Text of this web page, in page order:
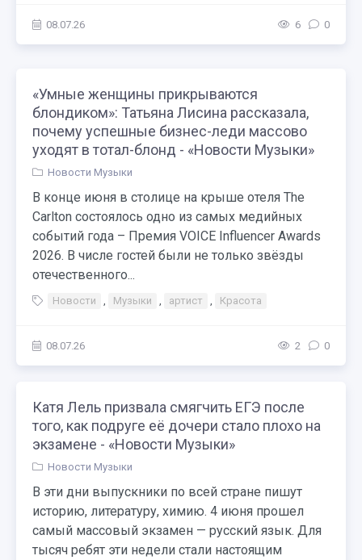
08.07.26 6 0
«Умные женщины прикрываются
блондиком»: Татьяна Лисина рассказала,
почему успешные бизнес-леди массово
уходят в тотал-блонд - «Новости Музыки»
Новости Музыки
В конце июня в столице на крыше отеля The
Carlton состоялось одно из самых медийных
событий года – Премия VOICE Influencer Awards
2026. В числе гостей были не только звёзды
отечественного...
Новости , Музыки , артист , Красота
08.07.26 2 0
Катя Лель призвала смягчить ЕГЭ после
того, как подруге её дочери стало плохо на
экзамене - «Новости Музыки»
Новости Музыки
В эти дни выпускники по всей стране пишут
историю, литературу, химию. 4 июня прошел
самый массовый экзамен — русский язык. Для
тысяч ребят эти недели стали настоящим